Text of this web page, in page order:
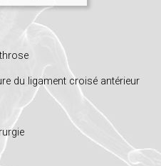
du ligament croisé antérieur